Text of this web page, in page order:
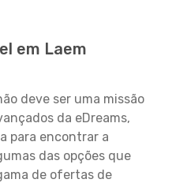
em Laem
deve ser uma missão
da eDreams,
para encontrar a
das opções que
de ofertas de